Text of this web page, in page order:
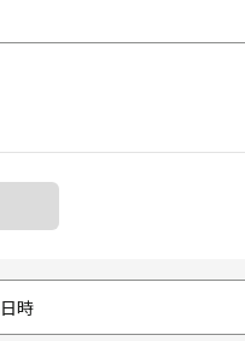
時